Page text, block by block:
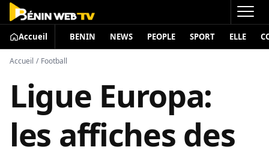
Accueil BENIN NEWS PEOPLE SPORT ELLE
Accueil / Football
Ligue Europa:
les affiches des